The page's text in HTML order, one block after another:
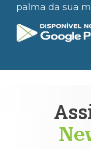
palma da sua